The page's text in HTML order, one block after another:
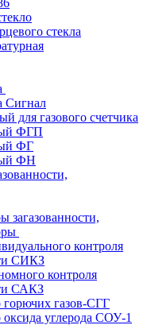
стекла
Сигнал
для газового счетчика
ФГП
ФГ
ФН
загазованности,
контроля
СИКЗ
контроля
САКЗ
горючих газов-СГГ
оксида углерода СОУ-1